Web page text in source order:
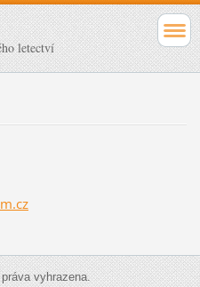
letectví
vyhrazena.